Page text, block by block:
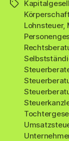
Schlagwörter
Lohnsteuer,